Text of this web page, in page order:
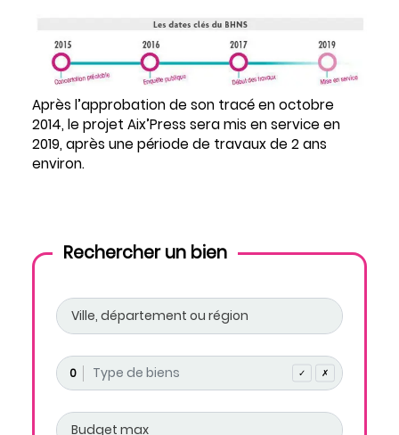
Après l’approbation de son tracé en octobre
2014, le projet Aix’Press sera mis en service en
2019, après une période de travaux de 2 ans
environ.
Rechercher un bien
0 ✓ ✗